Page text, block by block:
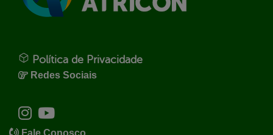
Política de Privacidade
Redes Sociais
Fale Conosco